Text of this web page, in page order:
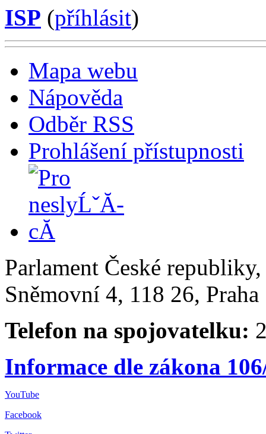
ISP (příhlásit)
Mapa webu
Nápověda
Odběr RSS
Prohlášení přístupnosti
Parlament České
Sněmovní 4, 118 26,
Telefon na spojovatelku:
Informace dle zákona
YouTube
Facebook